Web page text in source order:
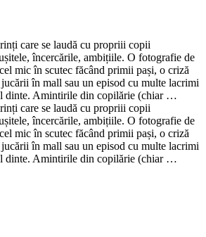
care se laudă cu propriii copii
încercările, ambițiile. O fotografie de
mic în scutec făcând primii pași, o criză
în mall sau un episod cu multe lacrimi
dinte. Amintirile din copilărie (chiar …​
care se laudă cu propriii copii
încercările, ambițiile. O fotografie de
mic în scutec făcând primii pași, o criză
în mall sau un episod cu multe lacrimi
dinte. Amintirile din copilărie (chiar …